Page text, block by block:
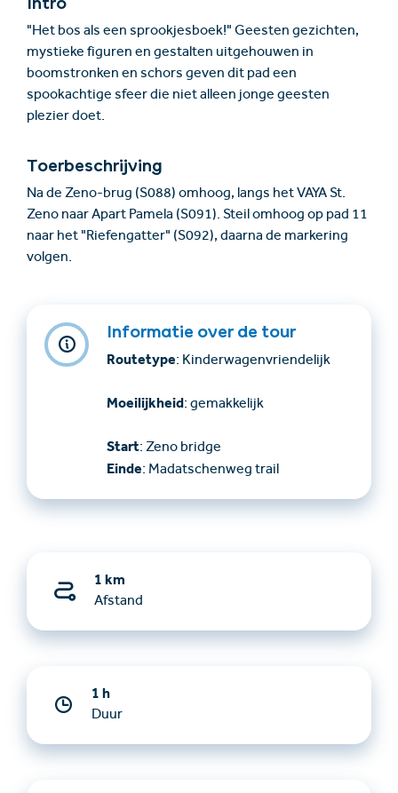
Intro
"Het bos als een sprookjesboek!" Geesten gezichten,
mystieke figuren en gestalten uitgehouwen in
boomstronken en schors geven dit pad een
spookachtige sfeer die niet alleen jonge geesten
plezier doet.
Toerbeschrijving
Na de Zeno-brug (S088) omhoog, langs het VAYA St.
Zeno naar Apart Pamela (S091). Steil omhoog op pad 11
naar het "Riefengatter" (S092), daarna de markering
volgen.
Informatie over de tour
Routetype: Kinderwagenvriendelijk
Moeilijkheid: gemakkelijk
Start: Zeno bridge
Einde: Madatschenweg trail
1 km
Afstand
1 h
Duur